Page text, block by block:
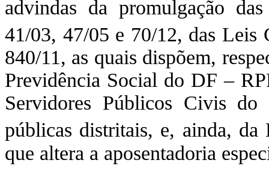
advindas da promulgação
41/03, 47/05 e 70/12, das Leis
840/11, as quais dispõem,
Previdência Social do DF –
Servidores Públicos Civis do
públicas distritais, e, ainda,
que altera a aposentadoria